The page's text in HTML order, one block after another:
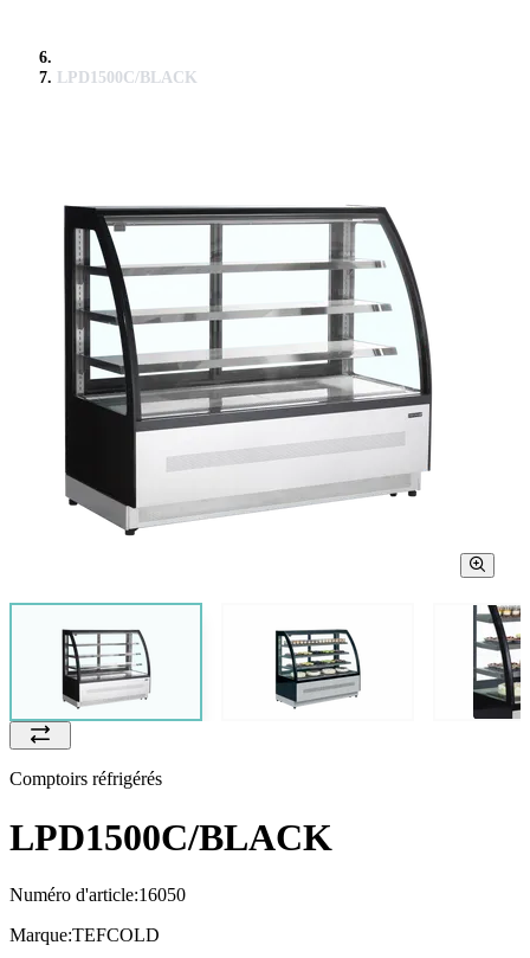
LPD1500C/BLACK
Comptoirs réfrigérés
LPD1500C/BLACK
Numéro d'article:16050
Marque:TEFCOLD